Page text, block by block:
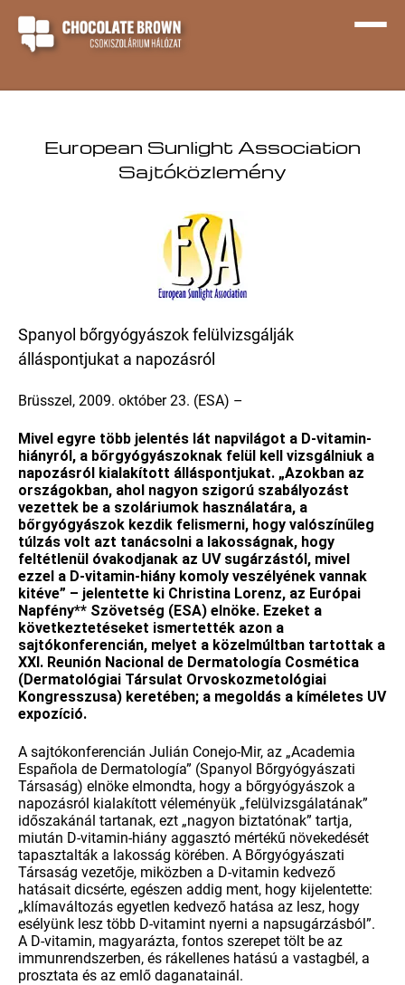
European Sunlight Association
Sajtóközlemény
Spanyol bőrgyógyászok felülvizsgálják
álláspontjukat a napozásról
Brüsszel, 2009. október 23. (ESA) –
Mivel egyre több jelentés lát napvilágot a D-vitamin-
hiányról, a bőrgyógyászoknak felül kell vizsgálniuk a
napozásról kialakított álláspontjukat. „Azokban az
országokban, ahol nagyon szigorú szabályozást
vezettek be a szoláriumok használatára, a
bőrgyógyászok kezdik felismerni, hogy valószínűleg
túlzás volt azt tanácsolni a lakosságnak, hogy
feltétlenül óvakodjanak az UV sugárzástól, mivel
ezzel a D-vitamin-hiány komoly veszélyének vannak
kitéve” – jelentette ki Christina Lorenz, az Európai
Napfény** Szövetség (ESA) elnöke. Ezeket a
következtetéseket ismertették azon a
sajtókonferencián, melyet a közelmúltban tartottak a
XXI. Reunión Nacional de Dermatología Cosmética
(Dermatológiai Társulat Orvoskozmetológiai
Kongresszusa) keretében; a megoldás a kíméletes UV
expozíció.
A sajtókonferencián Julián Conejo-Mir, az „Academia
Española de Dermatología” (Spanyol Bőrgyógyászati
Társaság) elnöke elmondta, hogy a bőrgyógyászok a
napozásról kialakított véleményük „felülvizsgálatának”
időszakánál tartanak, ezt „nagyon biztatónak” tartja,
miután D-vitamin-hiány aggasztó mértékű növekedését
tapasztalták a lakosság körében. A Bőrgyógyászati
Társaság vezetője, miközben a D-vitamin kedvező
hatásait dicsérte, egészen addig ment, hogy kijelentette:
„klímaváltozás egyetlen kedvező hatása az lesz, hogy
esélyünk lesz több D-vitamint nyerni a napsugárzásból”.
A D-vitamin, magyarázta, fontos szerepet tölt be az
immunrendszerben, és rákellenes hatású a vastagbél, a
prosztata és az emlő daganatainál.